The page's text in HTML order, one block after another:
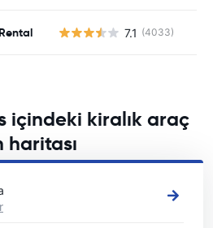
7.1 (4033)
içindeki kiralık araç
haritası
araç kiralama yerlerimizi görün